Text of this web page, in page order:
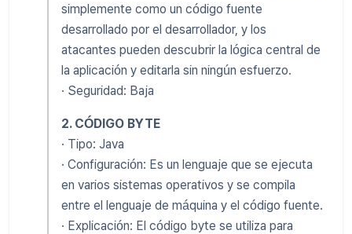
simplemente como un código fuente
desarrollado por el desarrollador, y los
atacantes pueden descubrir la lógica central de
la aplicación y editarla sin ningún esfuerzo.
· Seguridad: Baja
2. CÓDIGO BYTE
· Tipo: Java
· Configuración: Es un lenguaje que se ejecuta
en varios sistemas operativos y se compila
entre el lenguaje de máquina y el código fuente.
· Explicación: El código byte se utiliza para